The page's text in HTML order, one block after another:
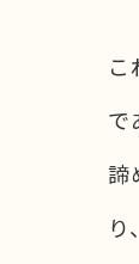
で
諦